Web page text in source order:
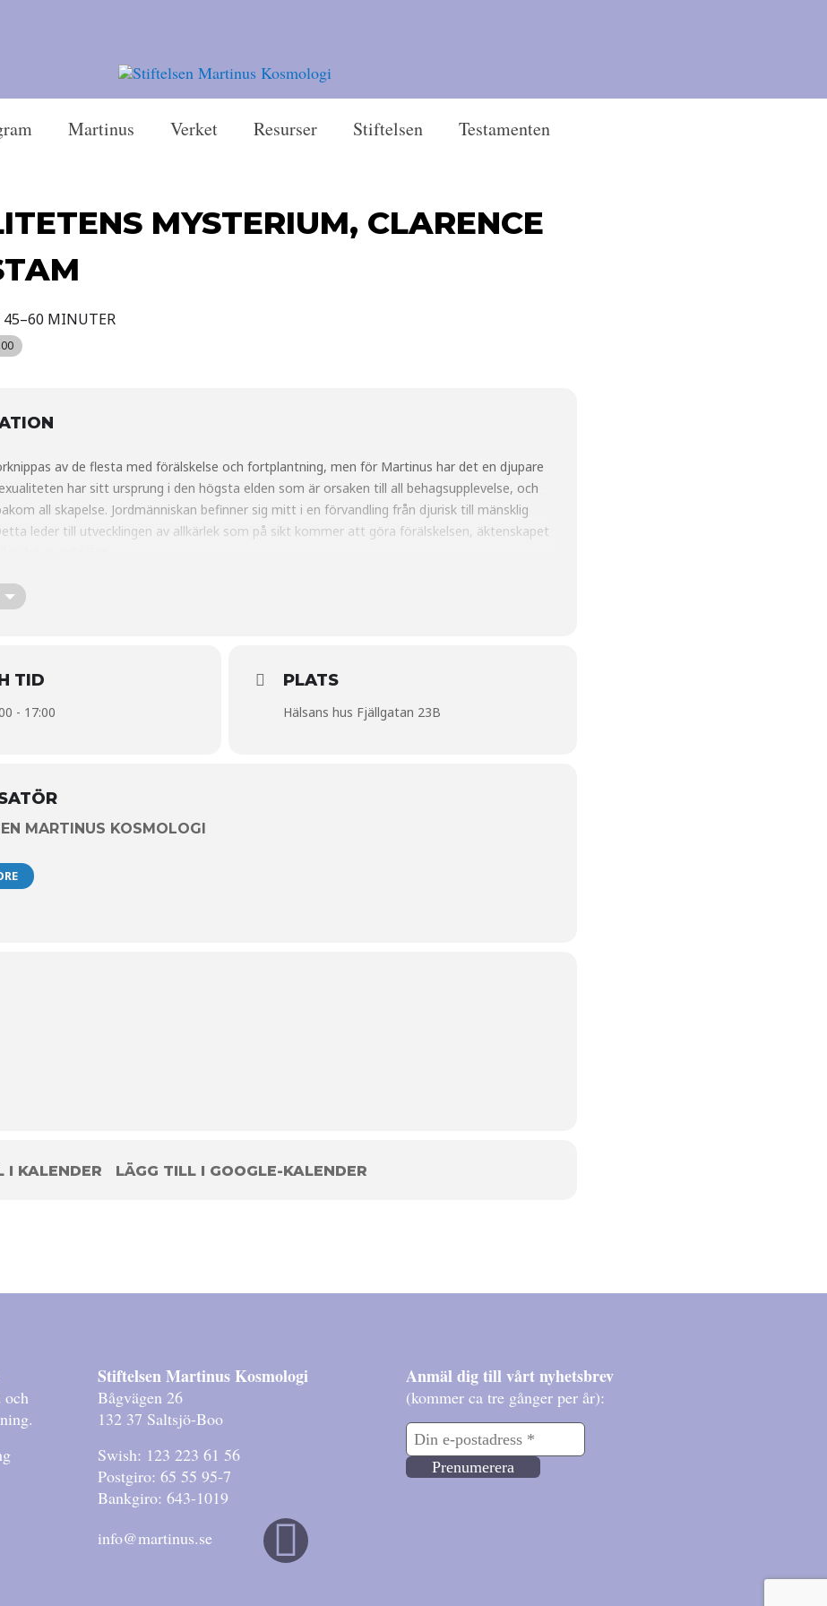
Martinus Verket Resurser Stiftelsen Testamenten
MYSTERIUM, CLARENCE
45–60 MINUTER
av de flesta med förälskelse och fortplantning, men för Martinus har det en djupare
har sitt ursprung i den högsta elden som är orsaken till all behagsupplevelse, och
all skapelse. Jordmänniskan befinner sig mitt i en förvandling från djurisk till mänsklig
leder till utvecklingen av allkärlek som på sikt kommer att göra förälskelsen, äktenskapet
TID
- 17:00
PLATS
Hälsans hus Fjällgatan 23B
MARTINUS KOSMOLOGI
I KALENDER LÄGG TILL I GOOGLE-KALENDER
och
Stiftelsen Martinus Kosmologi
Bågvägen 26
132 37 Saltsjö-Boo
Swish: 123 223 61 56
Postgiro: 65 55 95-7
Bankgiro: 643-1019
info@martinus.se
Anmäl dig till vårt nyhetsbrev
(kommer ca tre gånger per år):